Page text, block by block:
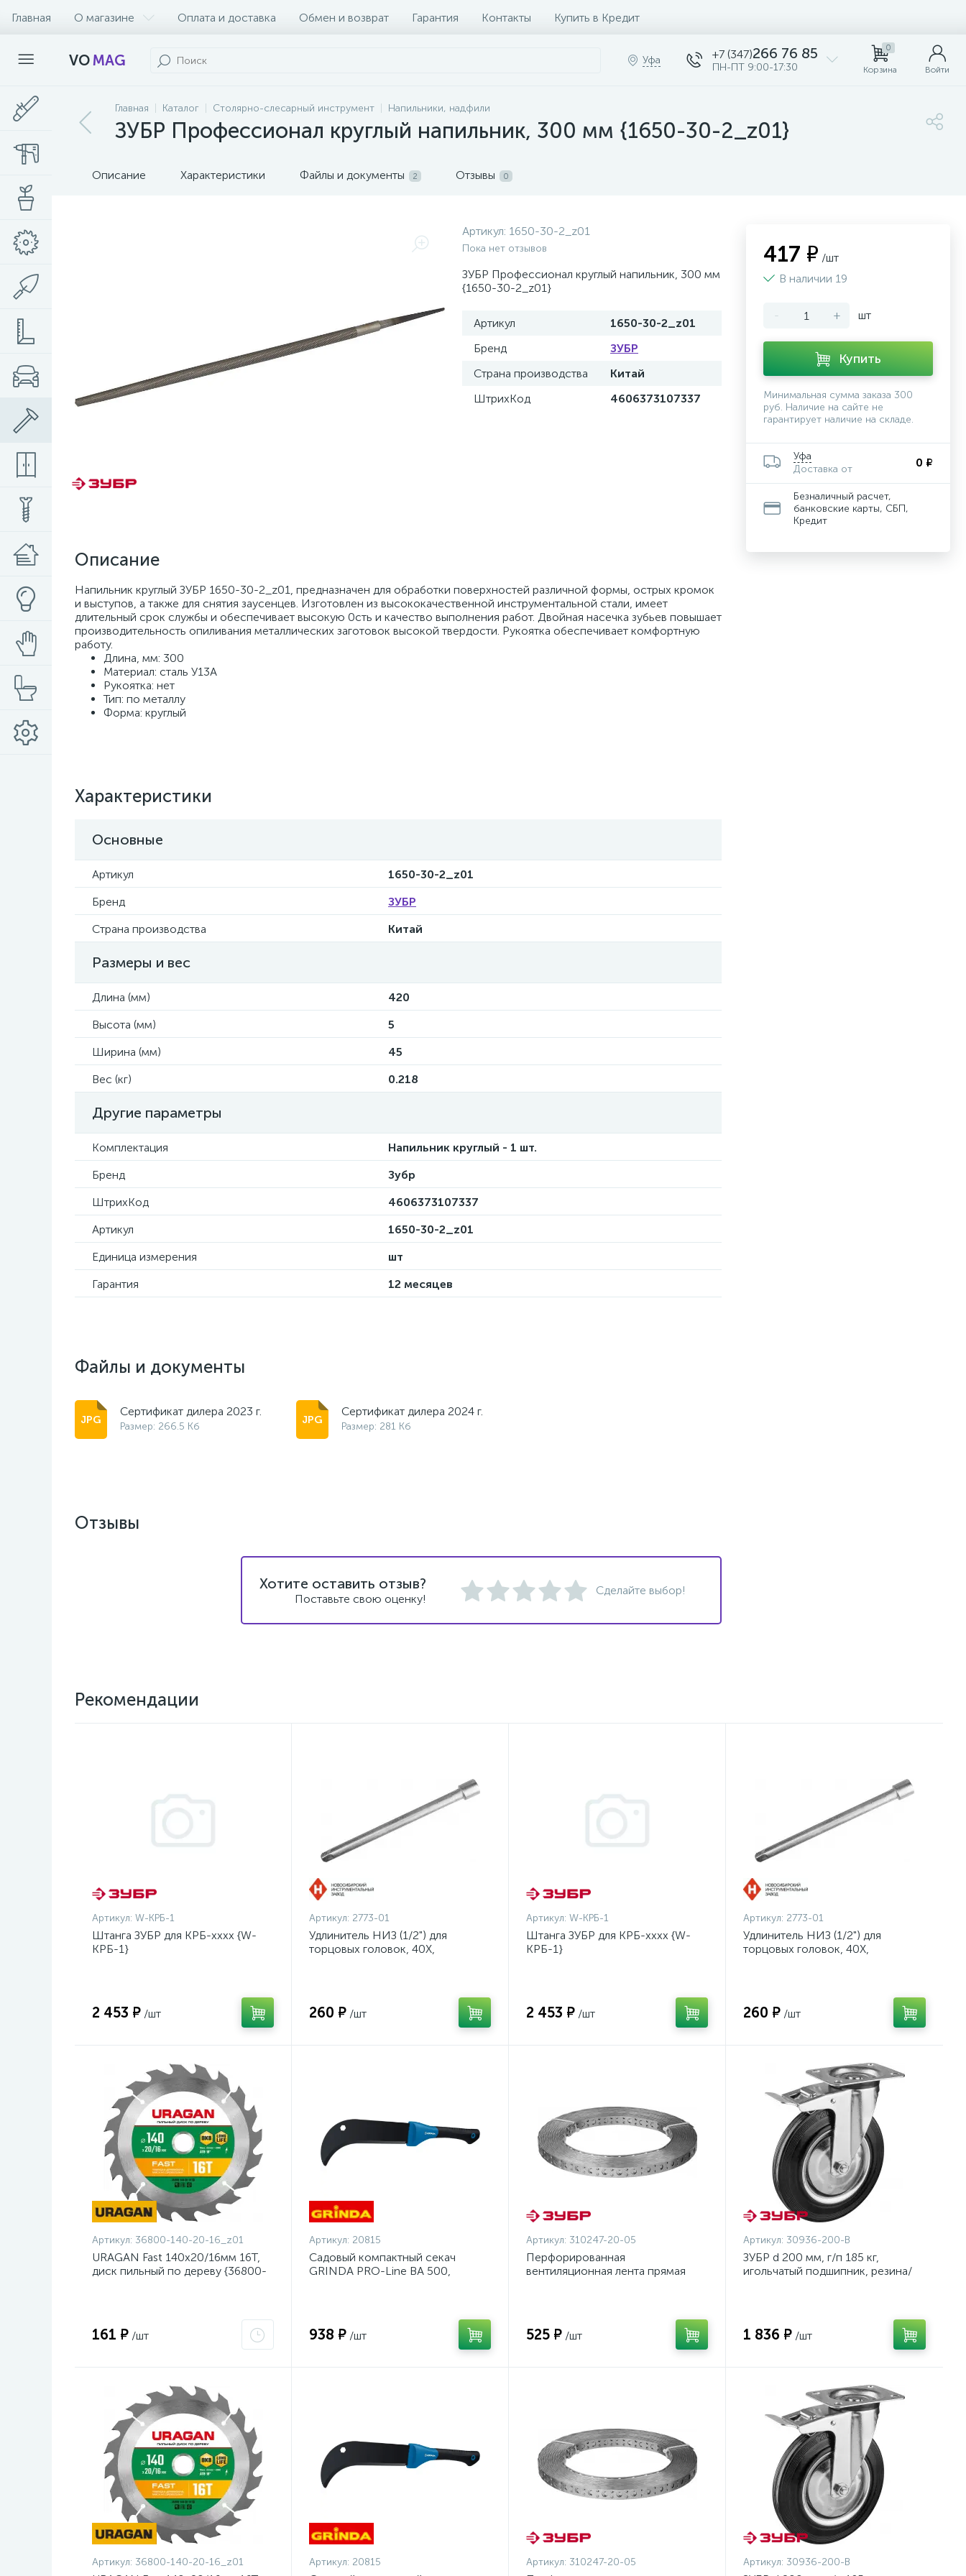
Главная О магазине Оплата и доставка Обмен и возврат Гарантия Контакты Купить в Кредит
VOMAG Уфа +7 (347)266 76 85
ПН-ПТ 9:00-17:30
0
Корзина Войти
Главная Каталог Столярно-слесарный инструмент Напильники, надфили
ЗУБР Профессионал круглый напильник, 300 мм {1650-30-2_z01}
Описание Характеристики Файлы и документы 2 Отзывы 0
Артикул: 1650-30-2_z01
Пока нет отзывов
ЗУБР Профессионал круглый напильник, 300 мм
{1650-30-2_z01}
Артикул
1650-30-2_z01
Бренд
ЗУБР
Страна производства
Китай
ШтрихКод
4606373107337
Описание
Напильник круглый ЗУБР 1650-30-2_z01, предназначен для обработки поверхностей различной формы, острых кромок
и выступов, а также для снятия заусенцев. Изготовлен из высококачественной инструментальной стали, имеет
длительный срок службы и обеспечивает высокую 0сть и качество выполнения работ. Двойная насечка зубьев повышает
производительность опиливания металлических заготовок высокой твердости. Рукоятка обеспечивает комфортную
работу.
Длина, мм: 300
Материал: сталь У13А
Рукоятка: нет
Тип: по металлу
Форма: круглый
Характеристики
Основные
Артикул
1650-30-2_z01
Бренд
ЗУБР
Страна производства
Китай
Размеры и вес
Длина (мм)
420
Высота (мм)
5
Ширина (мм)
45
Вес (кг)
0.218
Другие параметры
Комплектация
Напильник круглый - 1 шт.
Бренд
Зубр
ШтрихКод
4606373107337
Артикул
1650-30-2_z01
Единица измерения
шт
Гарантия
12 месяцев
Файлы и документы
Сертификат дилера 2023 г.
Размер: 266.5 Кб
Сертификат дилера 2024 г.
Размер: 281 Кб
417 ₽ /шт
В наличии 19
- + шт
Купить
Минимальная сумма заказа 300
руб. Наличие на сайте не
гарантирует наличие на складе.
Уфа
Доставка от
0 ₽
Безналичный расчет,
банковские карты, СБП,
Кредит
Отзывы
Хотите оставить отзыв?
Поставьте свою оценку!
Сделайте выбор!
Рекомендации
Артикул: W-КРБ-1
Штанга ЗУБР для КРБ-хххх {W-
КРБ-1}
2 453 ₽ /шт
Артикул: 2773-01
Удлинитель НИЗ (1/2") для
торцовых головок, 40Х,
260 ₽ /шт
Артикул: W-КРБ-1
Штанга ЗУБР для КРБ-хххх {W-
КРБ-1}
2 453 ₽ /шт
Артикул: 2773-01
Удлинитель НИЗ (1/2") для
торцовых головок, 40Х,
260 ₽ /шт
Артикул: 36800-140-20-16_z01
URAGAN Fast 140x20/16мм 16Т,
диск пильный по дереву {36800-
161 ₽ /шт
Артикул: 20815
Садовый компактный секач
GRINDA PRO-Line BA 500,
938 ₽ /шт
Артикул: 310247-20-05
Перфорированная
вентиляционная лента прямая
525 ₽ /шт
Артикул: 30936-200-B
ЗУБР d 200 мм, г/п 185 кг,
игольчатый подшипник, резина/
1 836 ₽ /шт
Артикул: 36800-140-20-16_z01 Артикул: 20815 Артикул: 310247-20-05 Артикул: 30936-200-B